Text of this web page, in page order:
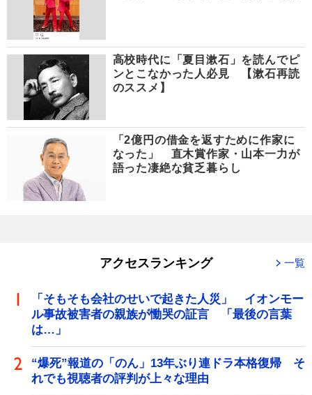
高校時代に「夏目漱石」を読んでピ
ンとこなかった人必見 【漱石再読
のススメ】
「2億円の借金を返すために作家に
なった」 直木賞作家・山本一力が
語った凄絶な貧乏暮らし
アクセスランキング 一覧
「そもそも会社のせいで起きた人災」 イオンモー
ル事故被害者の親族が慟哭の証言 「最後の言葉
は…」
“爆死”報道の「のん」13年ぶり連ドラ本格復帰 そ
れでも視聴者の評判が上々な理由